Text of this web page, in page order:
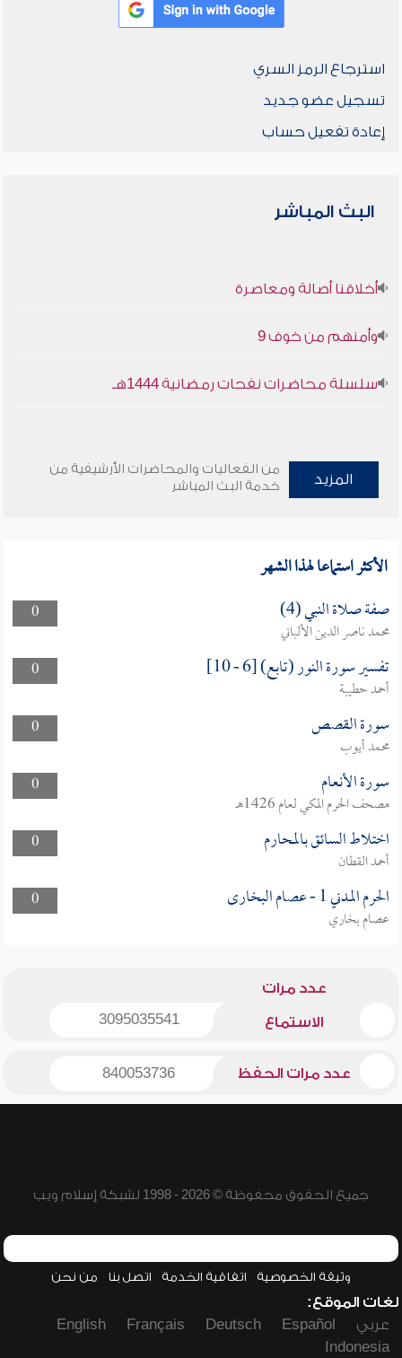
استرجاع الرمز السري
تسجيل عضو جديد
إعادة تفعيل حساب
البث المباشر
أخلاقنا أصالة ومعاصرة
وأمنهم من خوف 9
سلسلة محاضرات نفحات رمضانية 1444هـ
المزيد
من الفعاليات والمحاضرات الأرشيفية من
خدمة البث المباشر
الأكثر استماعا لهذا الشهر
0 صفة صلاة النبي (4)
محمد ناصر الدين الألباني
0
تفسير سورة النور (تابع) [6 - 10]
أحمد حطيبة
0
سورة القصص
محمد أيوب
0
سورة الأنعام
مصحف الحرم المكي لعام 1426هـ
0
اختلاط السائق بالمحارم
أحمد القطان
0
الحرم المدني 1 - عصام البخارى
عصام بخاري
عدد مرات
الاستماع 3095035541
عدد مرات الحفظ 840053736
جميع الحقوق محفوظة © 2026 - 1998 لشبكة إسلام ويب
وثيقة الخصوصية اتفاقية الخدمة اتصل بنا من نحن
لغات الموقع:
عربي
Español
Deutsch
Français
English
Indonesia